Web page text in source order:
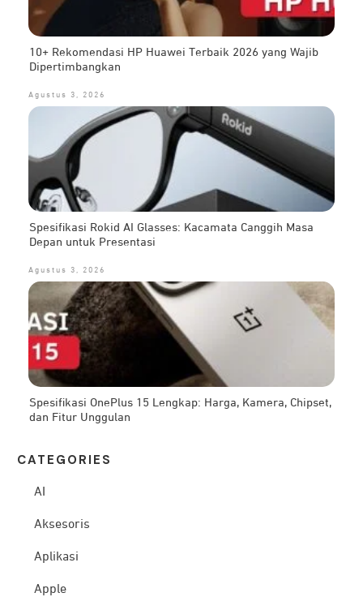
10+ Rekomendasi HP Huawei Terbaik 2026 yang Wajib
Dipertimbangkan
Agustus 3, 2026
Spesifikasi Rokid AI Glasses: Kacamata Canggih Masa
Depan untuk Presentasi
Agustus 3, 2026
Spesifikasi OnePlus 15 Lengkap: Harga, Kamera, Chipset,
dan Fitur Unggulan
CATEG ORIES
AI
Aksesoris
Aplikasi
Apple